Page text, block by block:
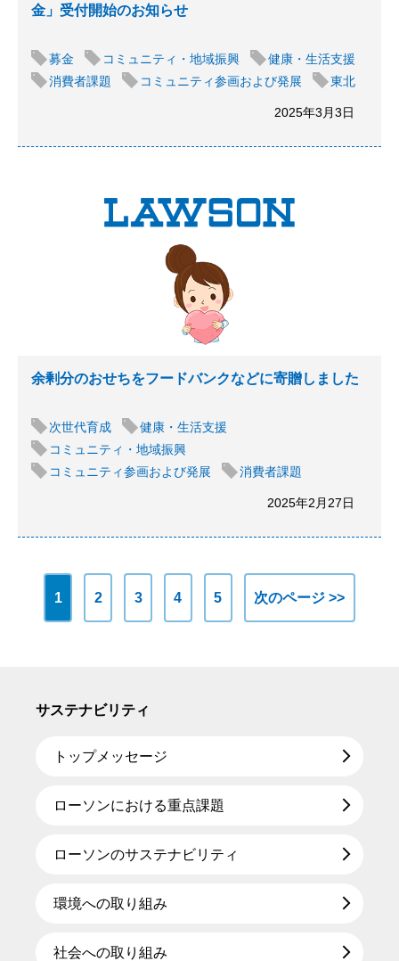
金」受付開始のお知らせ
募金 コミュニティ・地域振興
健康・生活支援
消費者課題
コミュニティ参画および発展 東北
2025年3月3日
余剰分のおせちをフードバンクなどに寄贈しました
次世代育成
健康・生活支援
コミュニティ・地域振興
コミュニティ参画および発展
消費者課題
2025年2月27日
1 2 3 4 5 次のページ >>
サステナビリティ
トップメッセージ
ローソンにおける重点課題
ローソンのサステナビリティ
環境への取り組み
社会への取り組み